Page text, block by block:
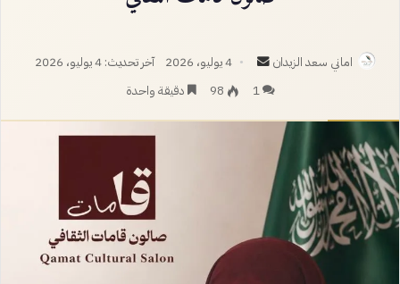
اماني سعد الزيدان
أرسل
بريدا
4 يوليو، 2026
آخر تحديث: 4 يوليو، 2026
1
98 دقيقة واحدة